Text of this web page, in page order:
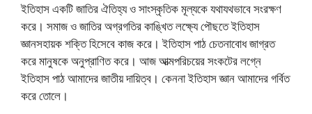
ইতিহাস একটি জাতির ঐতিহ্য ও সাংস্কৃতিক মূল্যকে যথাযথভাবে সংরক্ষণ
করে। সমাজ ও জাতির অগ্রগতির কাঙ্খিত লক্ষ্যে পৌছতে ইতিহাস
জ্ঞানসহায়ক শক্তি হিসেবে কাজ করে। ইতিহাস পাঠ চেতনাবােধ জাগ্রত
করে মানুষকে অনুপ্রাণিত করে। আজ আত্মপরিচয়ের সংকটের লগ্নে
ইতিহাস পাঠ আমাদের জাতীয় দায়িত্ব। কেননা ইতিহাস জ্ঞান আমাদের গর্বিত
করে তােলে।